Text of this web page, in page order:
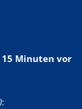
15 Minuten vor
: